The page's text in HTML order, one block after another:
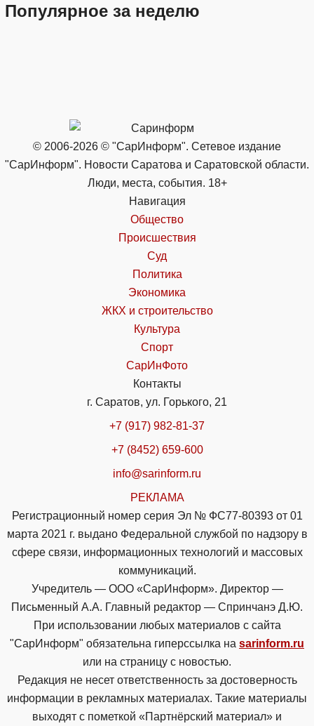
Популярное за неделю
© 2006-2026 © "СарИнформ". Сетевое издание
"СарИнформ". Новости Саратова и Саратовской области.
Люди, места, события. 18+
Навигация
Общество
Происшествия
Суд
Политика
Экономика
ЖКХ и строительство
Культура
Спорт
СарИнФото
Контакты
г. Саратов, ул. Горького, 21
+7 (917) 982-81-37
+7 (8452) 659-600
info@sarinform.ru
РЕКЛАМА
Регистрационный номер серия Эл № ФС77-80393 от 01
марта 2021 г. выдано Федеральной службой по надзору в
сфере связи, информационных технологий и массовых
коммуникаций.
Учредитель — ООО «СарИнформ». Директор —
Письменный А.А. Главный редактор — Спринчанэ Д.Ю.
При использовании любых материалов с сайта
"СарИнформ" обязательна гиперссылка на sarinform.ru
или на страницу с новостью.
Редакция не несет ответственность за достоверность
информации в рекламных материалах. Такие материалы
выходят с пометкой «Партнёрский материал» и